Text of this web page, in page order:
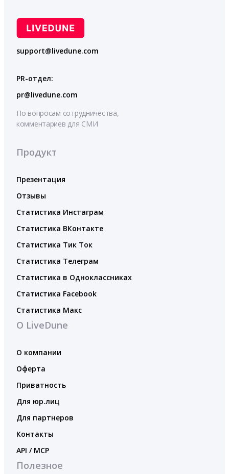
support@livedune.com
PR-отдел:
pr@livedune.com
По вопросам сотрудничества,
комментариев для СМИ
Продукт
Презентация
Отзывы
Статистика Инстаграм
Статистика ВКонтакте
Статистика Тик Ток
Статистика Телеграм
Статистика в Одноклассниках
Статистика Facebook
Статистика Макс
О LiveDune
О компании
Оферта
Приватность
Для юр.лиц
Для партнеров
Контакты
API / MCP
Полезное